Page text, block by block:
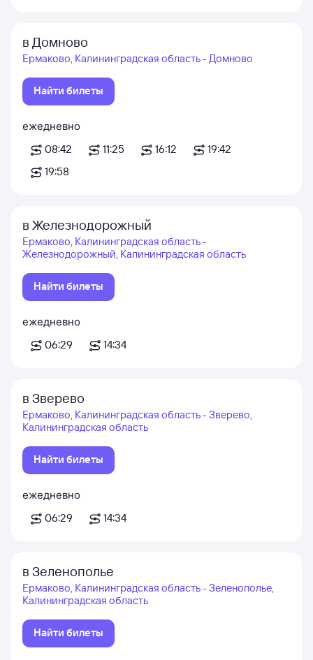
в Домново
Ермаково, Калининградская область - Домново
Найти билеты
ежедневно
08:42
11:25 16:12
19:42
19:58
в Железнодорожный
Ермаково, Калининградская область -
Железнодорожный, Калининградская область
Найти билеты
ежедневно
06:29
14:34
в Зверево
Ермаково, Калининградская область - Зверево,
Калининградская область
Найти билеты
ежедневно
06:29
14:34
в Зеленополье
Ермаково, Калининградская область - Зеленополье,
Калининградская область
Найти билеты